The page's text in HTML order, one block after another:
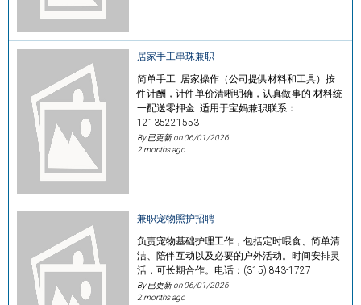
居家手工串珠兼职
简单手工 居家操作（公司提供材料和工具）按
件计酬，计件单价清晰明确，认真做事的 材料统
一配送零押金 适用于宝妈兼职联系：
12135221553
By 已更新 on06/01/2026
2 months ago
兼职宠物照护招聘
负责宠物基础护理工作，包括定时喂食、简单清
洁、陪伴互动以及必要的户外活动。时间安排灵
活，可长期合作。电话：(315) 843-1727
By 已更新 on06/01/2026
2 months ago